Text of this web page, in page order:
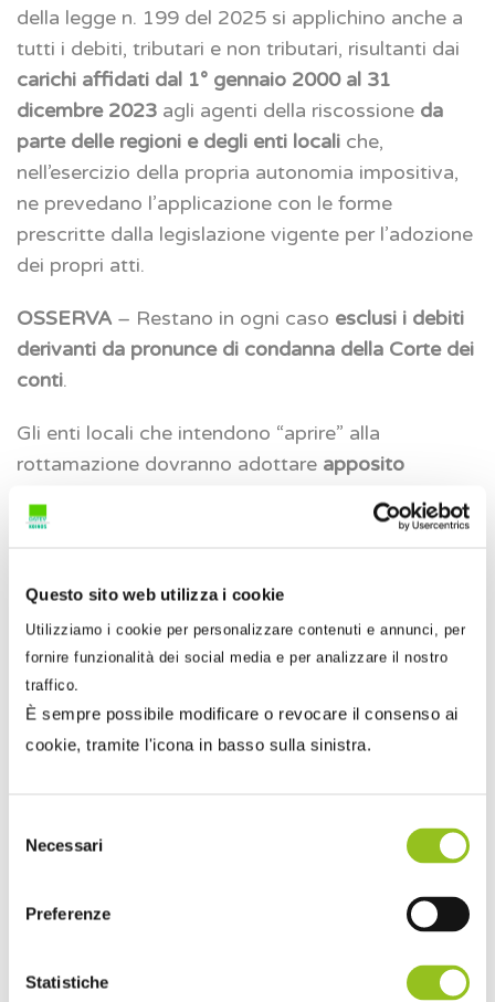
Questo sito web utilizza i cookie
Utilizziamo i cookie per personalizzare contenuti e annunci, per
fornire funzionalità dei social media e per analizzare il nostro
traffico.
È sempre possibile modificare o revocare il consenso ai
cookie, tramite l'icona in basso sulla sinistra.
delNecessari
Preferenze
Statistiche
della legge n. 199 del 2025 si applichino anche a
tutti i debiti, tributari e non tributari, risultanti dai
carichi affidati dal 1° gennaio 2000 al 31
dicembre 2023 agli agenti della riscossione da
parte delle regioni e degli enti locali che,
nell’esercizio della propria autonomia impositiva,
ne prevedano l’applicazione con le forme
prescritte dalla legislazione vigente per l’adozione
dei propri atti.
OSSERVA – Restano in ogni caso esclusi i debiti
derivanti da pronunce di condanna della Corte dei
conti.
Gli enti locali che intendono “aprire” alla
rottamazione dovranno adottare apposito
sito internet istituzionale e comunicato all’agente
le modalità che saranno rese note dall’agente
stesso entro il 15 giugno 2026.
I provvedimenti degli enti locali acquistano
efficacia con la pubblicazione sul sito internet
istituzionaledell’ente creditore; dovranno essere
3. Rottamazione Enti locali:
adempimenti e scadenze per i